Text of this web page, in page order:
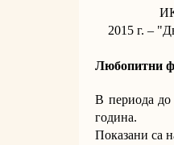
ИК
2015 г. –
Любопитни
В периода до
година.
Показани са